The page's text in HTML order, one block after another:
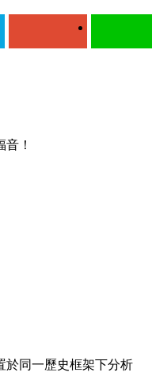
！
於同一歷史框架下分析